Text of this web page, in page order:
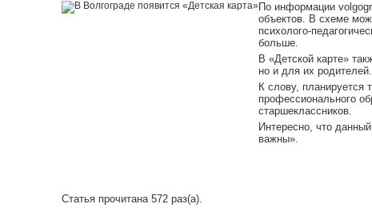
По информации
объектов. В схеме
психолого-
больше.
В «Детской карте»
но и для их родителей.
К слову, планируется
профессионального
старшеклассников.
Интересно, что
важны».
Статья прочитана 572 раз(a).